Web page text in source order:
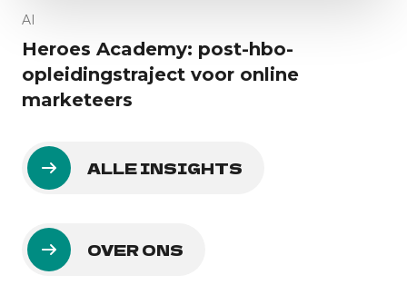
AI
Heroes Academy: post-hbo-
opleidingstraject voor online
marketeers
ALLE INSIGHTS
OVER ONS